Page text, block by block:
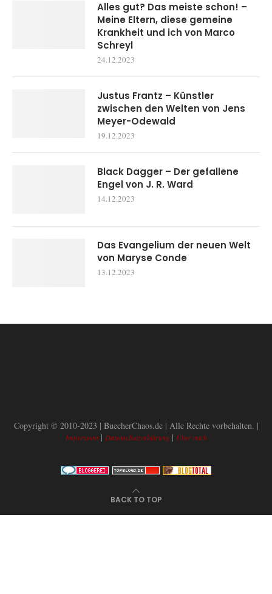
Alles gut? Das meiste schon! –
Meine Eltern, diese gemeine
Krankheit und ich von Marco
Schreyl
24.12.2023
Justus Frantz – Künstler
zwischen den Welten von Jens
Meyer-Odewald
19.12.2023
Black Dagger – Der gefallene
Engel von J. R. Ward
14.12.2023
Das Evangelium der neuen Welt
von Maryse Conde
13.12.2023
Copyright © 2010-2023 | BuecherChaos.de | Alle Rechte vorbehalten. |
Impressum | Datenschutzerklärung| Über mich
BACK TO TOP